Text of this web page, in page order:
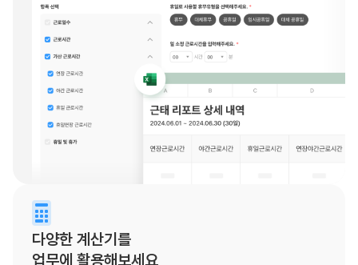
다양한 계산기를
업무에 활용해보세요